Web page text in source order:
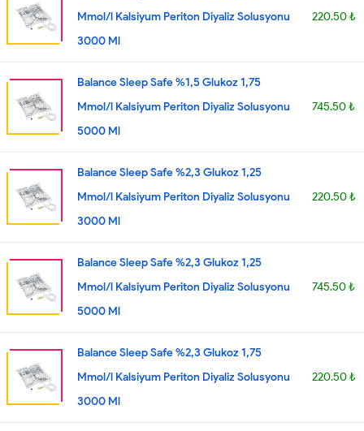
Mmol/l Kalsiyum Periton Diyaliz Solusyonu
3000 Ml
220.50 ₺
Balance Sleep Safe %1,5 Glukoz 1,75
Mmol/l Kalsiyum Periton Diyaliz Solusyonu
5000 Ml
745.50 ₺
Balance Sleep Safe %2,3 Glukoz 1,25
Mmol/l Kalsiyum Periton Diyaliz Solusyonu
3000 Ml
220.50 ₺
Balance Sleep Safe %2,3 Glukoz 1,25
Mmol/l Kalsiyum Periton Diyaliz Solusyonu
5000 Ml
745.50 ₺
Balance Sleep Safe %2,3 Glukoz 1,75
Mmol/l Kalsiyum Periton Diyaliz Solusyonu
3000 Ml
220.50 ₺